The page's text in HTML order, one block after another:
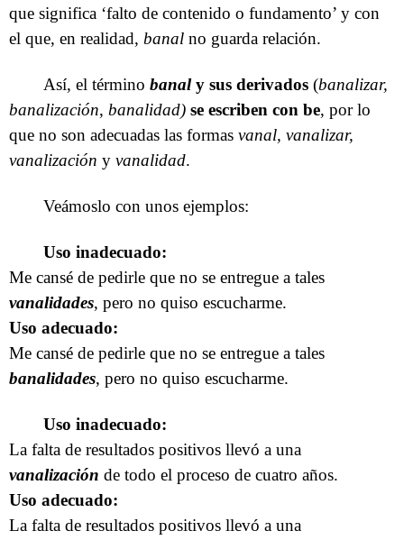
que significa ‘falto de contenido o fundamento’ y con
el que, en realidad, banal no guarda relación.
Así, el términobanaly sus derivados (banalizar,
banalización, banalidad) se escriben con be, por lo
que no son adecuadas las formas vanal, vanalizar,
vanalización y vanalidad.
Veámoslo con unos ejemplos:
Uso inadecuado:
Me cansé de pedirle que no se entregue a tales
vanalidades, pero no quiso escucharme.
Uso adecuado:
Me cansé de pedirle que no se entregue a tales
banalidades, pero no quiso escucharme.
Uso inadecuado:
La falta de resultados positivos llevó a una
vanalización de todo el proceso de cuatro años.
Uso adecuado:
La falta de resultados positivos llevó a una